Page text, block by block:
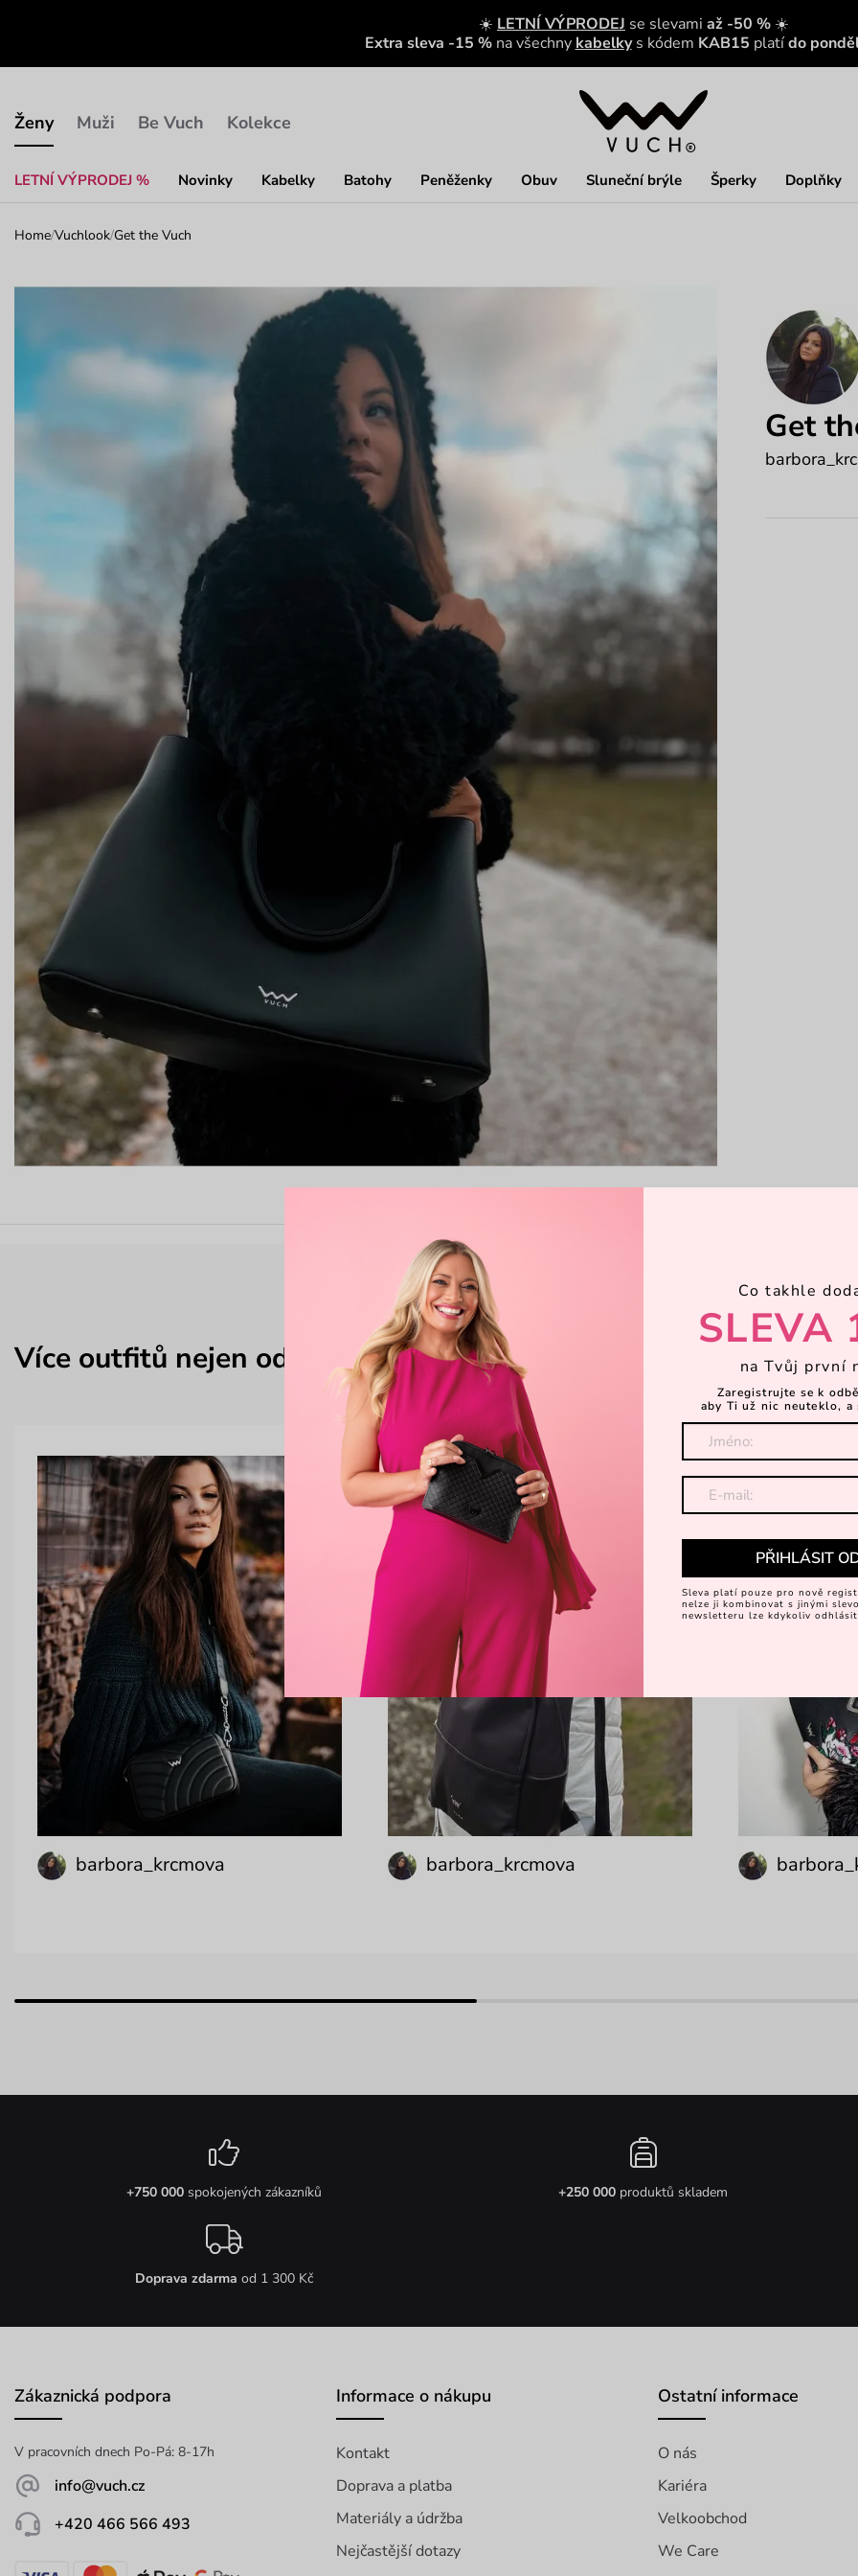
☀️ LETNÍ VÝPRODEJ se slevami až -50 % ☀️
Extra sleva -15 % na všechny kabelky s kódem KAB15 platído
Ženy
LETNÍ VÝPRODEJ % Novinky Kabelky Batohy Peněženky Obuv Sluneční brýle Šperky Doplňky
Muži Be Vuch Kolekce
Home/Vuchlook/Get the Vuch
Get
Více outfitů nejen od barbora_krcmova
barbora_krcmova barbora_krcmova
+750 000spokojených zákazníků +250 000 produktů skladem
Doprava zdarma od 1 300 Kč
Zákaznická podpora
V pracovních dnech Po-Pá: 8-17h
info@vuch.cz
+420 466 566 493
Informace o nákupu
Kontakt
Doprava a platba
Materiály a údržba
Nejčastější dotazy
Ostatní informace
O nás
Kariéra
Velkoobchod
We Care
Co takhle
SLEVA
na Tvůj první
Zaregistrujte se k
aby Ti už nic neuteklo, a
PŘIHLÁSIT
Sleva platí pouze pro nově
nelze ji kombinovat s jinými
newsletteru lze kdykoliv